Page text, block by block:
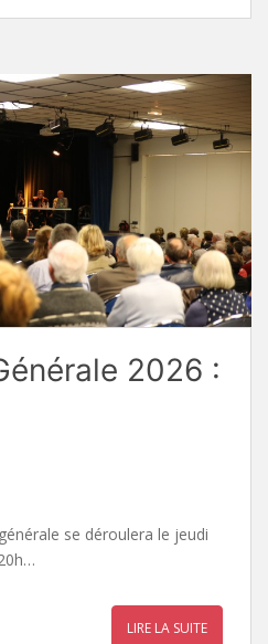
2026 :
se déroulera le jeudi
LIRE LA SUITE